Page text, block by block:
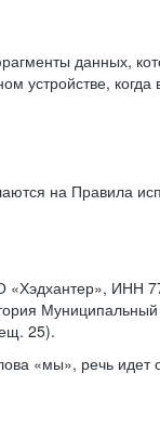
данных,
устройстве,
на Правила
ИНН
Муниципальный
25).
«мы», речь